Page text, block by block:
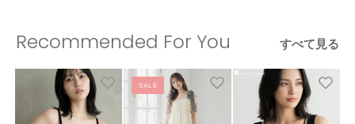
Recommended For You すべて見る
SALE